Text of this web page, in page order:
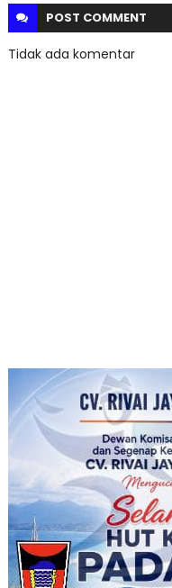
POST COMMENT
Tidak ada komentar